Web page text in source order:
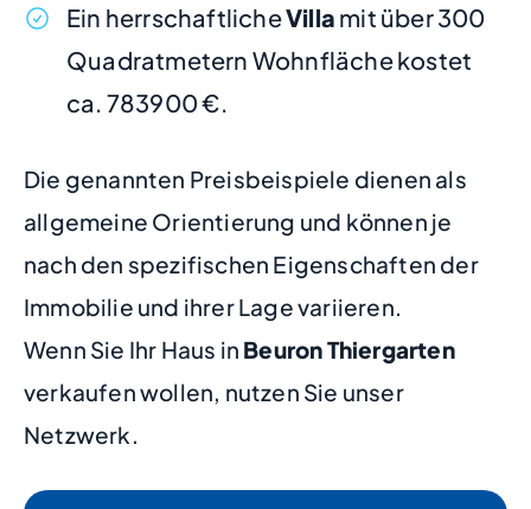
Ein herrschaftlicheVilla mit über 300
Quadratmetern Wohnfläche kostet
ca. 783900 €.
Die genannten Preisbeispiele dienen als
allgemeine Orientierung und können je
nach den spezifischen Eigenschaften der
Immobilie und ihrer Lage variieren.
Wenn Sie Ihr Haus in Beuron Thiergarten
verkaufen wollen, nutzen Sie unser
Netzwerk.